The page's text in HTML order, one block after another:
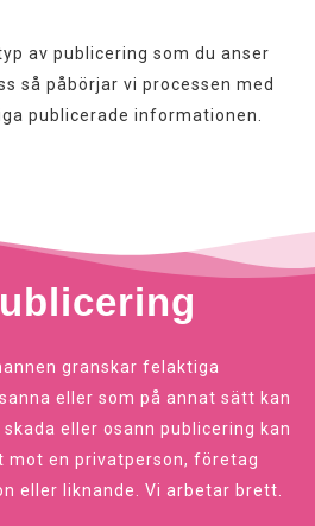
av publicering som du anser
så påbörjar vi processen med
publicerade informationen.
granskar felaktiga
eller som på annat sätt kan
eller osann publicering kan
mot en privatperson, företag
eller liknande. Vi arbetar brett.